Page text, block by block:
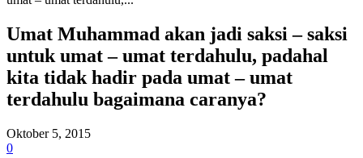
Umat Muhammad akan jadi saksi – saksi
untuk umat – umat terdahulu, padahal
kita tidak hadir pada umat – umat
terdahulu bagaimana caranya?
Oktober 5, 2015
0